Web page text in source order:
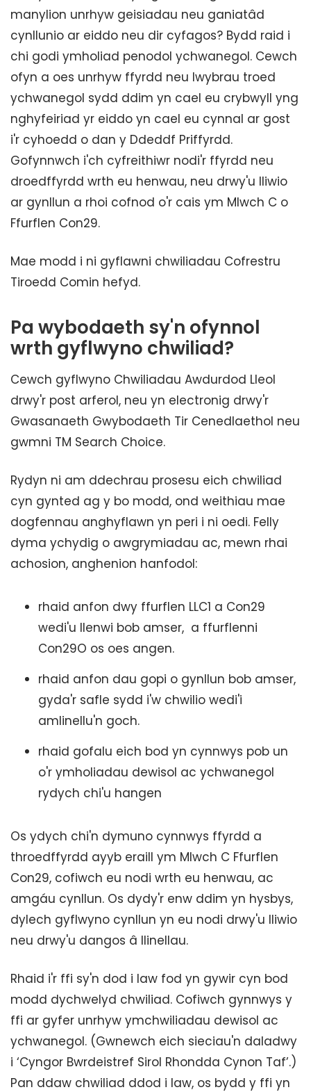
manylion unrhyw geisiadau neu ganiatâd
cynllunio ar eiddo neu dir cyfagos? Bydd raid i
chi godi ymholiad penodol ychwanegol. Cewch
ofyn a oes unrhyw ffyrdd neu lwybrau troed
ychwanegol sydd ddim yn cael eu crybwyll yng
nghyfeiriad yr eiddo yn cael eu cynnal ar gost
i'r cyhoedd o dan y Ddeddf Priffyrdd.
Gofynnwch i'ch cyfreithiwr nodi'r ffyrdd neu
droedffyrdd wrth eu henwau, neu drwy'u lliwio
ar gynllun a rhoi cofnod o'r cais ym Mlwch C o
Ffurflen Con29.
Mae modd i ni gyflawni chwiliadau Cofrestru
Tiroedd Comin hefyd.
Pa wybodaeth sy'n ofynnol
wrth gyflwyno chwiliad?
Cewch gyflwyno Chwiliadau Awdurdod Lleol
drwy'r post arferol, neu yn electronig drwy'r
Gwasanaeth Gwybodaeth Tir Cenedlaethol neu
gwmni TM Search Choice.
Rydyn ni am ddechrau prosesu eich chwiliad
cyn gynted ag y bo modd, ond weithiau mae
dogfennau anghyflawn yn peri i ni oedi. Felly
dyma ychydig o awgrymiadau ac, mewn rhai
achosion, anghenion hanfodol:
rhaid anfon dwy ffurflen LLC1 a Con29
wedi'u llenwi bob amser, a ffurflenni
Con29O os oes angen.
rhaid anfon dau gopi o gynllun bob amser,
gyda'r safle sydd i'w chwilio wedi'i
amlinellu'n goch.
rhaid gofalu eich bod yn cynnwys pob un
o'r ymholiadau dewisol ac ychwanegol
rydych chi'u hangen
Os ydych chi'n dymuno cynnwys ffyrdd a
throedffyrdd ayyb eraill ym Mlwch C Ffurflen
Con29, cofiwch eu nodi wrth eu henwau, ac
amgáu cynllun. Os dydy'r enw ddim yn hysbys,
dylech gyflwyno cynllun yn eu nodi drwy'u lliwio
neu drwy'u dangos â llinellau.
Rhaid i'r ffi sy'n dod i law fod yn gywir cyn bod
modd dychwelyd chwiliad. Cofiwch gynnwys y
ffi ar gyfer unrhyw ymchwiliadau dewisol ac
ychwanegol. (Gwnewch eich sieciau'n daladwy
i ‘Cyngor Bwrdeistref Sirol Rhondda Cynon Taf’.)
Pan ddaw chwiliad ddod i law, os bydd y ffi yn